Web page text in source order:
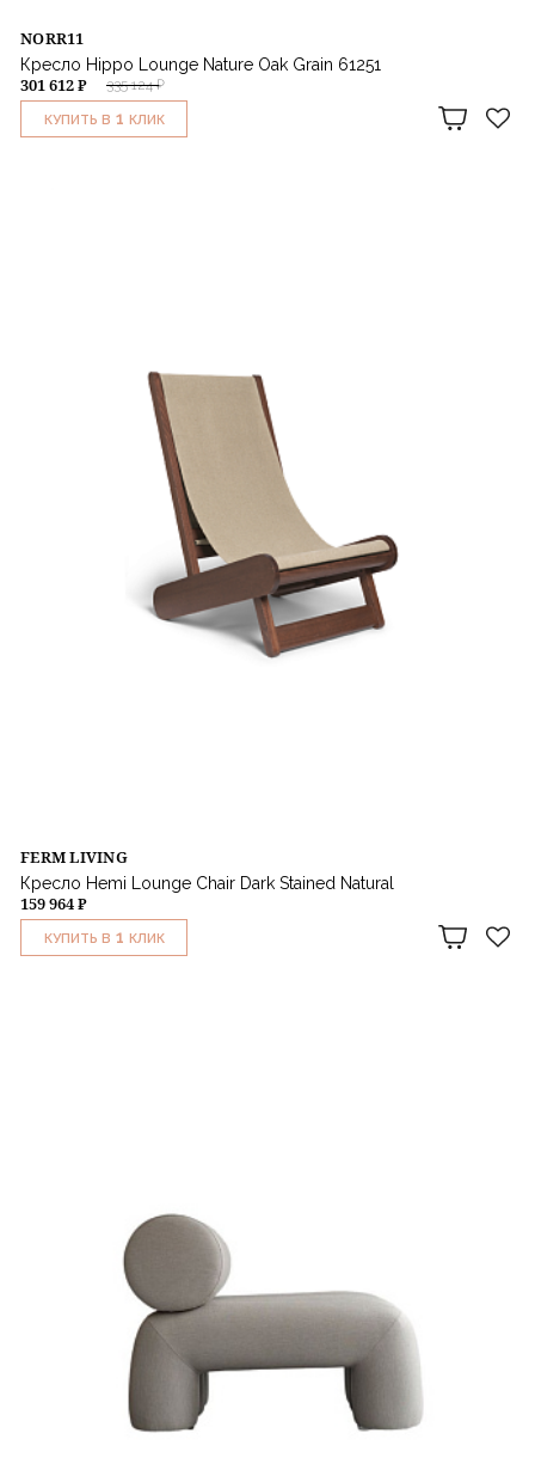
NORR11
Кресло Hippo Lounge Nature Oak Grain 61251
335 124 ₽
301 612 ₽
КУПИТЬ В 1 КЛИК
FERM LIVING
Кресло Hemi Lounge Chair Dark Stained Natural
159 964 ₽
КУПИТЬ В 1 КЛИК